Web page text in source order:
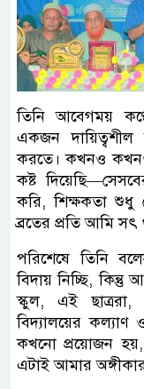
তিনি আবেগময়
একজন দায়িত্বশীল
করতে। কখনও
কষ্ট
করি, শিক্ষকতা শুধু
ব্রতের প্রতি আমি সৎ
পরিশেষে তিনি
বিদায় নিচ্ছি,
স্কুল, এই
বিদ্যালয়ের কল্যাণ
কখনো প্রয়োজন
এটাই আমার